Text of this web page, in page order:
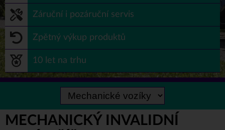
Záruční i pozáruční servis
Zpětný výkup produktů
10 let na trhu
MECHANICKÝ INVALIDNÍ